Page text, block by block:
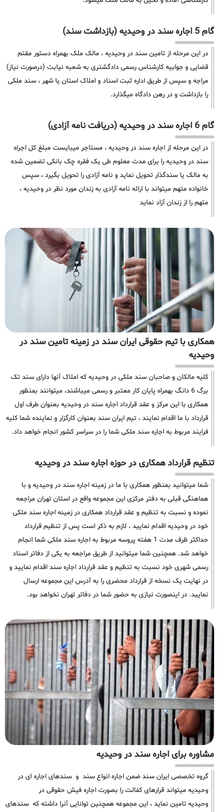
گام 5 اجاره سند در وحیدیه (بازداشت سند)
در این مرحله از تامین سند در وحیدیه ، مالک ملک بهمراه دستور مقتم
قضایی و جوابیه کارشناس رسمی دادگشتری به شعبه نیابت (درصورت نیاز)
مراجه و سپس از طریق اداره ثبت اسناد و املاک استان یا شهر ، سند ملکی
را بازداشت و در رهن دادگاه میگذارد.
گام 6 اجاره سند در وحیدیه (دریافت نامه آزادی)
در این مرحله از اجاره سند در وحیدیه ، مستاجر میبایست مبلغ کل اجراه
سند در وحیدیه را برای مدت معلوم طی یک فقره چک بانکی تضمین شده
به مالک یا سندگذار تحویل نماید و نامه آزادی را تحویل بگیرد ، سپس
خانواده متهم میتواند با ارائه نامه آزادی به زندان مورد نظر در وحیدیه ،
متهم را از زندان آزاد نماید
همکاری با تیم حقوقی ایران سند در زمینه تامین سند در
وحیدیه
کلیه مالکان و صاحبان سند ملکی در وحیدیه که املاک آنها دارای سند تک
برگ 6 دانگ بهمراه پایان کار معتبر و رسمی میباشند، میتوانند بمنظور
همکاری با این مرکز و عقد قرارداد اجاره سند در وحیدیه بعنوان طرف اول
قرارداد با ما اقدام نمایند ، تیم ایران سند بعنوان کارگزار و نماینده شما کلیه
فرایند مربوط به اجاره سند ملکی شما را در سراسر کشور انجام خواهد داد.
تنظیم قرارداد همکاری در حوزه اجاره سند در وحیدیه
شما میتوانید بمنظور همکاری با ما در زمینه اجاره سند در وحیدیه و با
هماهنگی قبلی به دفتر مرکزی این مجموعه واقع در استان تهران مراجعه
نموده و نسبت به تنظیم و عقد قرارداد همکاری در زمینه اجاره سند ملکی
خود در وحیدیه اقدام نمایید ، لازم به ذکر است پس از تنظیم قرارداد
حداکثر ظرف مدت 1 هفته پروسه مربوط به اجاره سند ملکی شما انجام
خواهد شد. همچنین شما میتوانید از طریق مراجعه به یکی از دفاتر اسناد
رسمی شهری خود نسبت به تنظیم و عقد قرارداد اجاره سند اقدام نمایید و
در نهایت یک نسخه از قرارداد محضری را به آدرس این مجموعه ارسال
نمایید. در اینصورت نیازی به حضور شما در دفاتر تهران نخواهد بود.
مشاوره برای اجاره سند در وحیدیه
گروه تخصصی ایران سند ضمن اجاره انواع سند و سندهای اجاره ای در
وحیدیه میتواند قرارهای کفالت را بصورت اجاره فیش حقوقی در
وحیدیه تامین نماید ، این مجموعه همچنین توانایی آنرا داشته که سندهای